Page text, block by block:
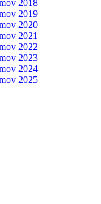
2018
2019
2020
2021
2022
2023
2024
2025